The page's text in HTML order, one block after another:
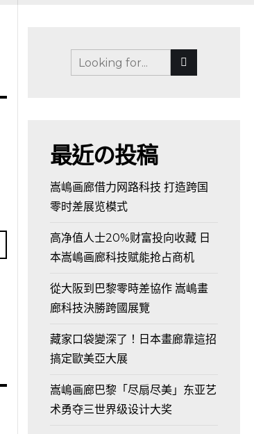
最近の投稿
嵩嶋画廊借力网路科技 打造跨国
零时差展览模式
高净值人士20%财富投向收藏 日
本嵩嶋画廊科技赋能抢占商机
從大阪到巴黎零時差協作 嵩嶋畫
廊科技決勝跨國展覽
藏家口袋變深了！日本畫廊靠這招
搞定歐美亞大展
嵩嶋画廊巴黎「尽扇尽美」东亚艺
术勇夺三世界级设计大奖